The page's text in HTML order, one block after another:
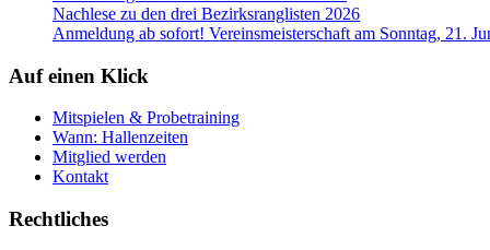
Nachlese zu den drei Bezirksranglisten 2026
Anmeldung ab sofort! Vereinsmeisterschaft am Sonntag, 21.
Auf einen Klick
Mitspielen & Probetraining
Wann: Hallenzeiten
Mitglied werden
Kontakt
Rechtliches